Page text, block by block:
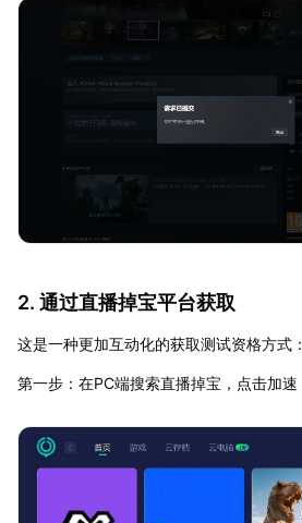
2. 通过直播掉宝平台获取
这是一种更加互动化的获取测试资格方式：
第一步：在PC端搜索直播掉宝，点击加速